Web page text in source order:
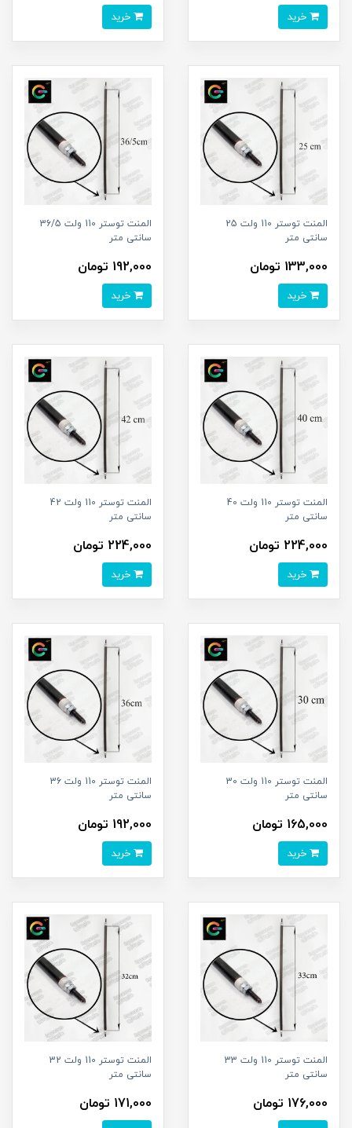
المنت توستر 110 ولت 25
سانتی متر
133,000 تومان
المنت توستر 110 ولت 36/5
سانتی متر
192,000 تومان
المنت توستر 110 ولت 40
سانتی متر
224,000 تومان
المنت توستر 110 ولت 42
سانتی متر
224,000 تومان
المنت توستر 110 ولت 30
سانتی متر
165,000 تومان
المنت توستر 110 ولت 36
سانتی متر
192,000 تومان
المنت توستر 110 ولت 33
سانتی متر
176,000 تومان
المنت توستر 110 ولت 32
سانتی متر
171,000 تومان